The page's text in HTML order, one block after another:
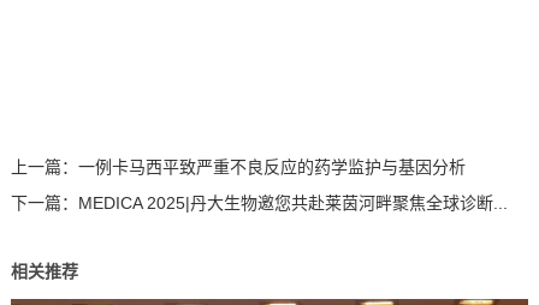
上一篇： 一例卡马西平致严重不良反应的药学监护与基因分析
下一篇： MEDICA 2025|丹大生物邀您共赴莱茵河畔聚焦全球诊断...
相关推荐